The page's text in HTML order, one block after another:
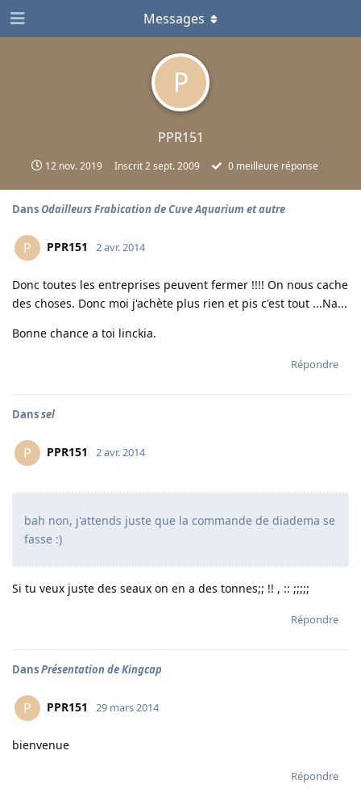
P
PPR151
12 nov. 2019 Inscrit2 sept. 2009 0meilleure réponse
Messages
DansOdailleurs Frabication de Cuve Aquarium et autre
P PPR151 2 avr. 2014
Donc toutes les entreprises peuvent fermer !!!! On nous cache
des choses. Donc moi j'achète plus rien et pis c'est tout ...Na...
Bonne chance a toi linckia.
Répondre
Danssel
P PPR151 2 avr. 2014
bah non, j'attends juste que la commande de diadema se
fasse :)
Si tu veux juste des seaux on en a des tonnes;; !! , :: ;;;;;
Répondre
DansPrésentation de Kingcap
P PPR151 29 mars 2014
bienvenue
Répondre